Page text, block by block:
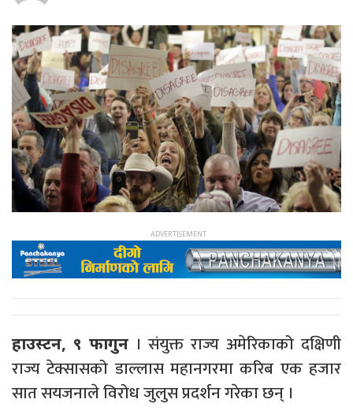
हाउस्टन, ९ फागुन। संयुक्त राज्य अमेरिकाको दक्षिणी
राज्य टेक्सासको डाल्लास महानगरमा करिब एक हजार
सात सयजनाले विरोध जुलुस प्रदर्शन गरेका छन् ।